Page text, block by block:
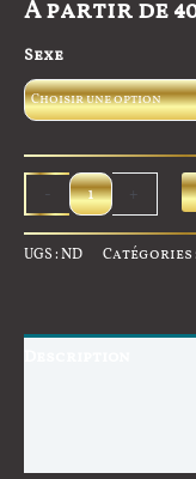
sur 5
basé sur
client
À partir de
Sexe
-
quantité
de
Poule
-
+
UGS :ND Catégories :